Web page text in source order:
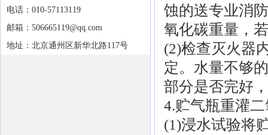
电话：010-57113119
邮箱：506665119@qq.com
地址：北京通州区新华北路117号
蚀的送专业消
氧化碳重量，
(2)检查灭火器
定。水量不够
部分是否完好
4.贮气瓶重灌
(1)浸水试验将